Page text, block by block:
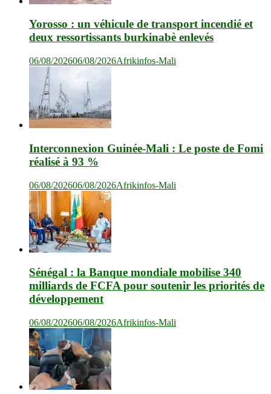
Yorosso : un véhicule de transport incendié et
deux ressortissants burkinabè enlevés
06/08/202606/08/2026Afrikinfos-Mali
Interconnexion Guinée-Mali : Le poste de Fomi
réalisé à 93 %
06/08/202606/08/2026Afrikinfos-Mali
Sénégal : la Banque mondiale mobilise 340
milliards de FCFA pour soutenir les priorités de
développement
06/08/202606/08/2026Afrikinfos-Mali